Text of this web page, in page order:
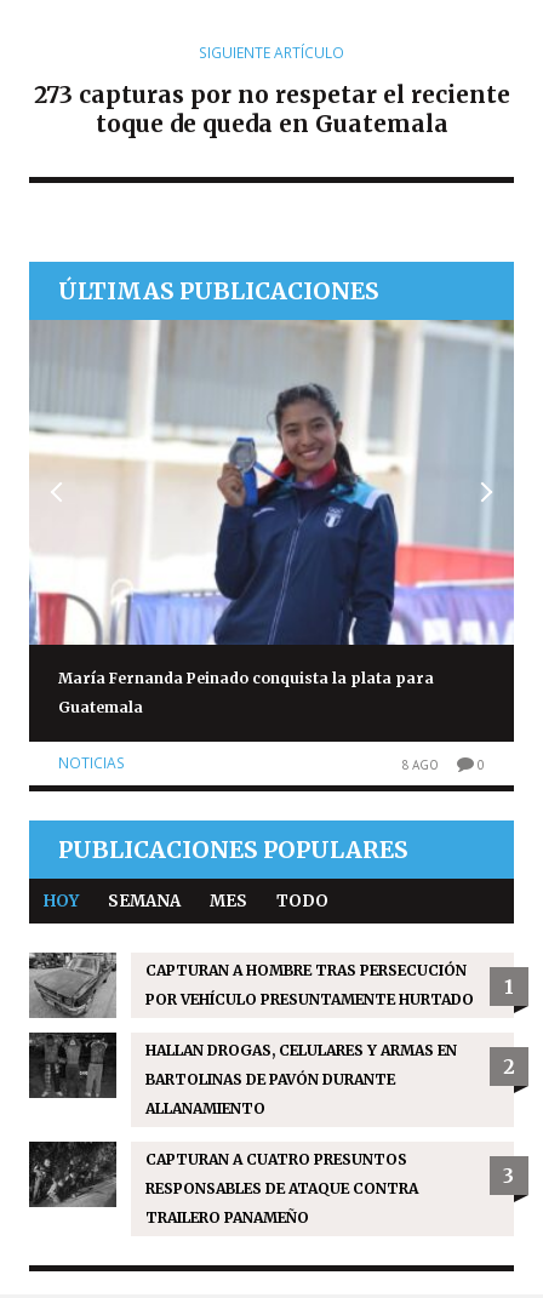
SIGUIENTE ARTÍCULO
273 capturas por no respetar el reciente
toque de queda en Guatemala
ÚLTIMAS PUBLICACIONES
María Fernanda Peinado conquista la plata para
Guatemala
NOTICIAS 8 AGO 0
PUBLICACIONES POPULARES
HOY SEMANA MES TODO
CAPTURAN A HOMBRE TRAS PERSECUCIÓN
POR VEHÍCULO PRESUNTAMENTE HURTADO
1
HALLAN DROGAS, CELULARES Y ARMAS EN
BARTOLINAS DE PAVÓN DURANTE
ALLANAMIENTO
2
CAPTURAN A CUATRO PRESUNTOS
RESPONSABLES DE ATAQUE CONTRA
TRAILERO PANAMEÑO
3